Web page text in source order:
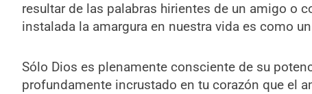
resultar de las palabras hirientes de un amigo o
instalada la amargura en nuestra vida es como
Sólo Dios es plenamente consciente de su
profundamente incrustado en tu corazón que el